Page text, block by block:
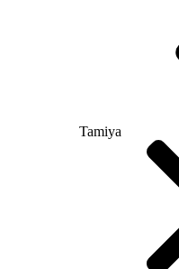
Tamiya